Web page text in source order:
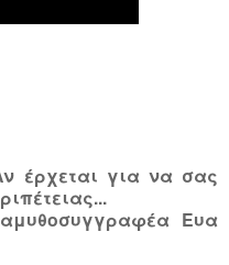
έρχεται για να σας
Ευα